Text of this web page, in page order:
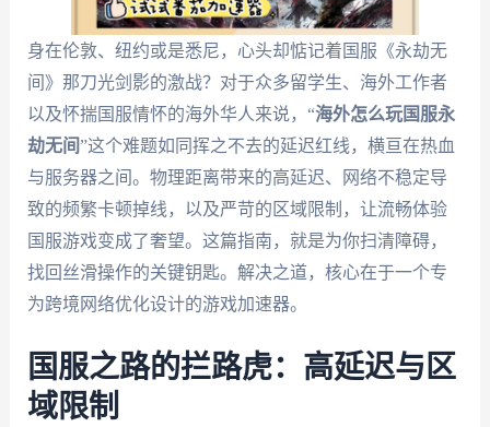
身在伦敦、纽约或是悉尼，心头却惦记着国服《永劫无
间》那刀光剑影的激战？对于众多留学生、海外工作者
以及怀揣国服情怀的海外华人来说，“海外怎么玩国服永
劫无间 ”这个难题如同挥之不去的延迟红线，横亘在热血
与服务器之间。物理距离带来的高延迟、网络不稳定导
致的频繁卡顿掉线，以及严苛的区域限制，让流畅体验
国服游戏变成了奢望。这篇指南，就是为你扫清障碍，
找回丝滑操作的关键钥匙。解决之道，核心在于一个专
为跨境网络优化设计的游戏加速器。
国服之路的拦路虎：高延迟与区
域限制